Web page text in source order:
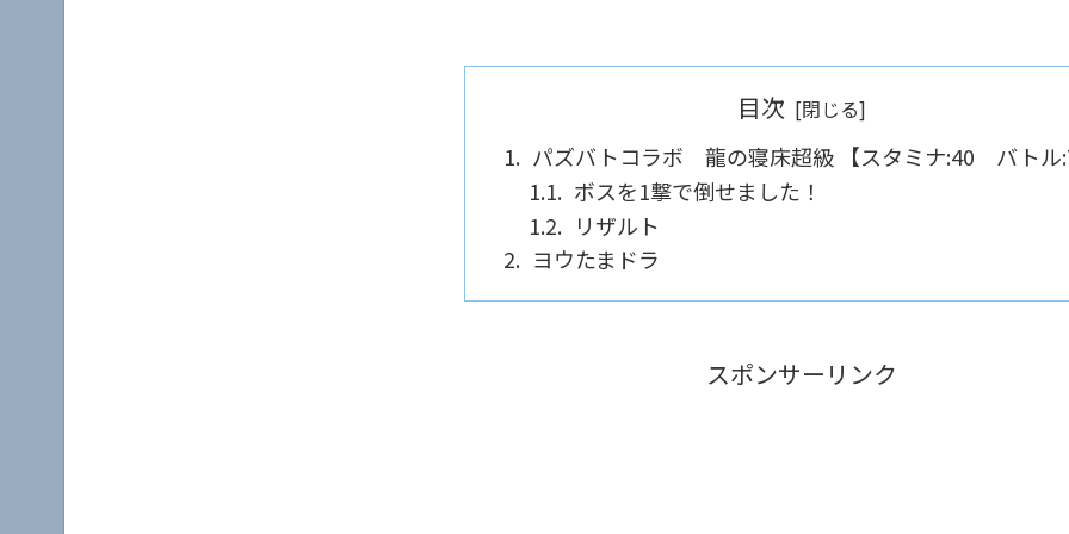
目次
パズバトコラボ 龍の寝床超級 【スタミナ:40 バトル
ボスを1撃で倒せました！
リザルト
ヨウたまドラ
スポンサーリンク